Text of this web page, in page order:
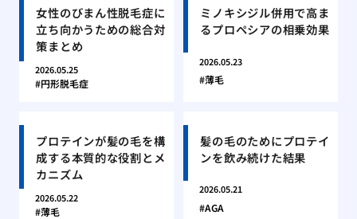
女性のびまん性脱毛症に
立ち向かうための総合対
策まとめ
2026.05.25
円形脱毛症
ミノキシジル併用で高ま
るプロペシアの相乗効果
2026.05.23
薄毛
プロテインが髪の毛を構
成する本質的な役割とメ
カニズム
2026.05.22
薄毛
髪の毛のためにプロテイ
ンを飲み続けた結果
2026.05.21
AGA